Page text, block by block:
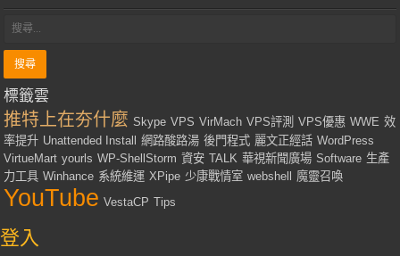
標籤雲
推特上在夯什麼 Skype VPS VirMach VPS評測 VPS優惠 WWE 效
率提升 Unattended Install 網路酸路湯 後門程式 麗文正經話 WordPress
VirtueMart yourls WP-ShellStorm 資安 TALK 華視新聞廣場 Software 生產
力工具 Winhance 系統維運 XPipe 少康戰情室 webshell 魔靈召喚
YouTube VestaCP Tips
登入